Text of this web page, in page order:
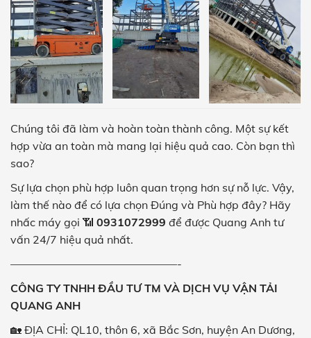
Chúng tôi đã làm và hoàn toàn thành công. Một sự kết
hợp vừa an toàn mà mang lại hiệu quả cao. Còn bạn thì
sao?
Sự lựa chọn phù hợp luôn quan trọng hơn sự nỗ lực. Vậy,
làm thế nào để có lựa chọn Đúng và Phù hợp đây? Hãy
nhấc máy gọi 📶 0931072999 để được Quang Anh tư
vấn 24/7 hiệu quả nhất.
———————————————-
CÔNG TY TNHH ĐẦU TƯ TM VÀ DỊCH VỤ VẬN TẢI
QUANG ANH
🏡 ĐỊA CHỈ: QL10, thôn 6, xã Bắc Sơn, huyện An Dương,